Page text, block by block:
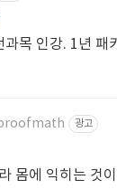
목 인강. 1년 패
광고
몸에 익히는 것